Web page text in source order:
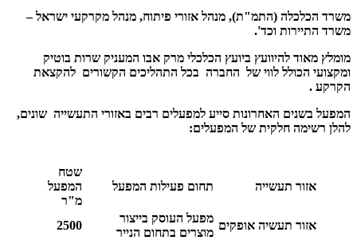
משרד הכלכלה (התמ"ת), מנהל אזורי פיתוח, מנהל מקרקעי ישראל –
משרד התיירות וכד'.
מומלץ מאוד להיוועץ ביועץ הכלכלי מרק אבו המעניק שרות בוטיק
ומקצועי הכולל לווי של החברה בכל התהליכים הקשורים להקצאת
הקרקע .
המפעל בשנים האחרונות סייע למפעלים רבים באזורי התעשייה שונים,
להלן רשימה חלקית של המפעלים:
אזור תעשייה תחום פעילות המפעל
שטח
המפעל
מ"ר
אזור תעשיה אופקים
מפעל העוסק בייצור
מוצרים בתחום הנייר
2500